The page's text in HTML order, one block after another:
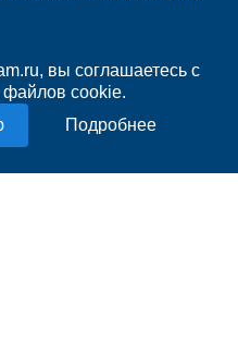
вы соглашаетесь с
файлов cookie.
Подробнее